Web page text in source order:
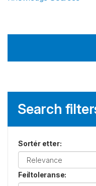
Search
Sortér etter:
Feiltoleranse: